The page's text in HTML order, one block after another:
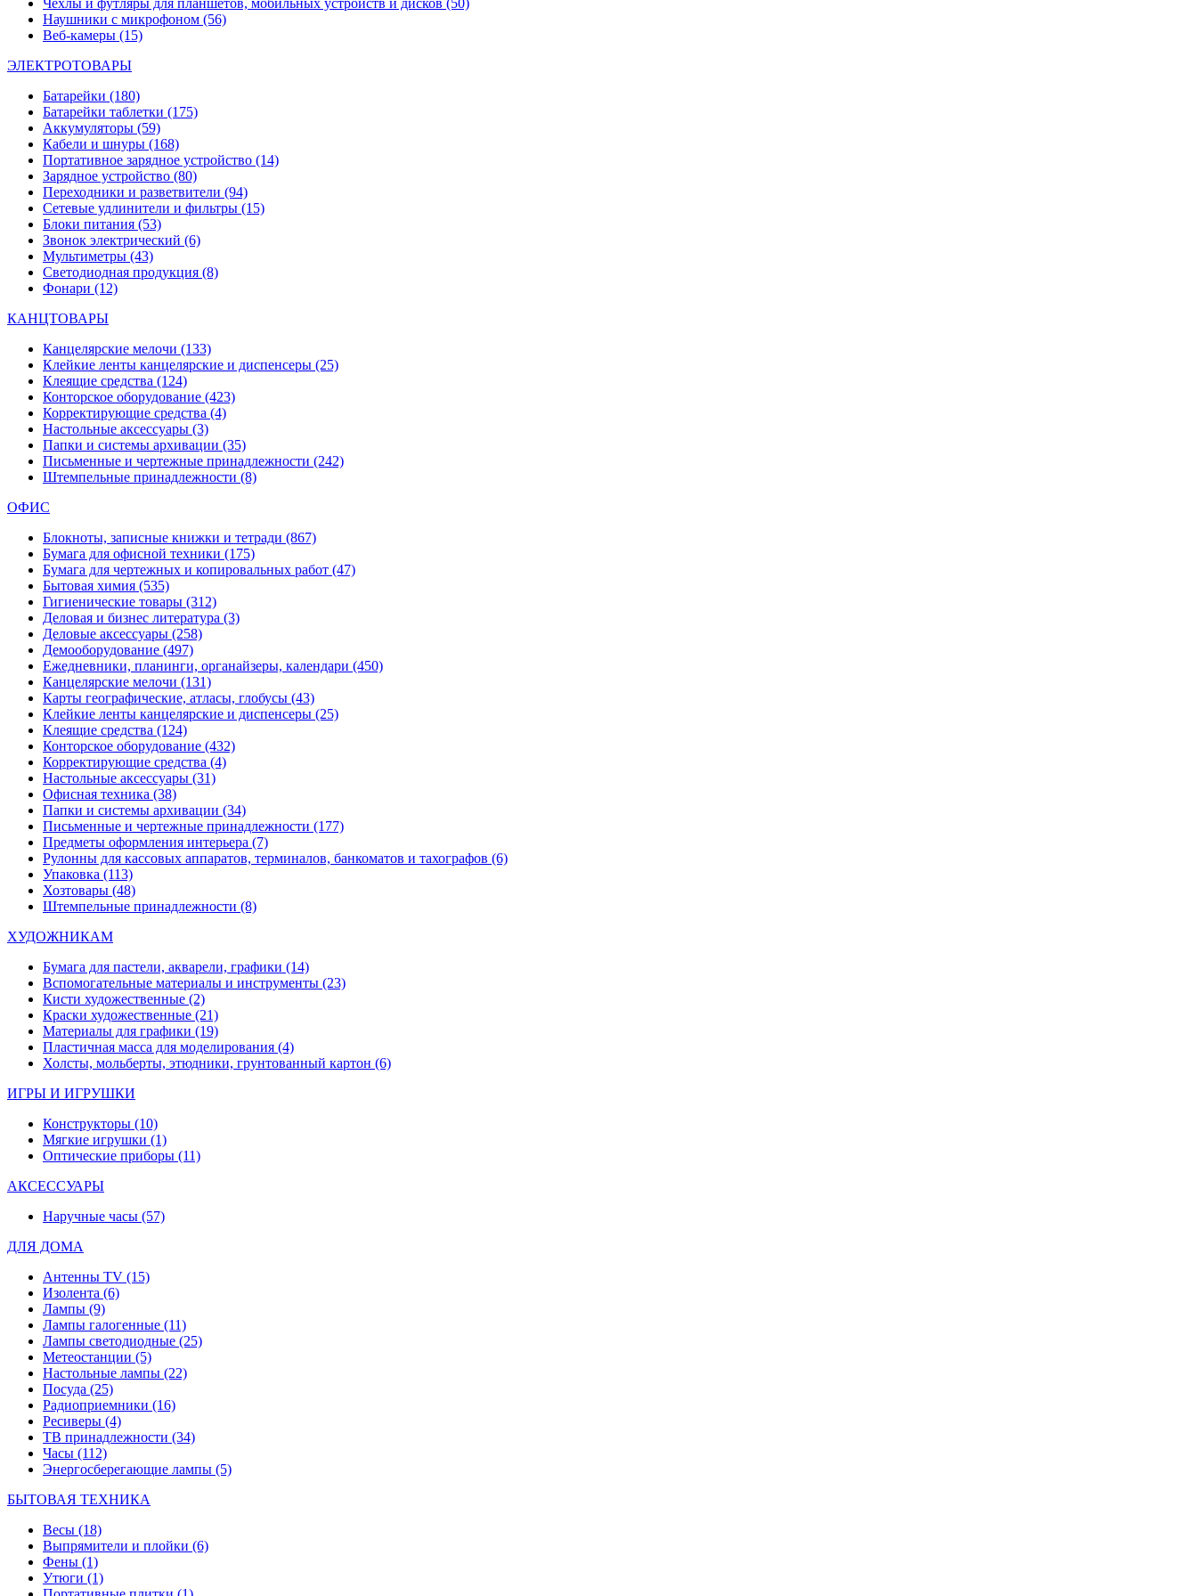
Чехлы и футляры для планшетов, мобильных устройств и дисков (50)
Наушники с микрофоном (56)
Веб-камеры (15)
ЭЛЕКТРОТОВАРЫ
Батарейки (180)
Батарейки таблетки (175)
Аккумуляторы (59)
Кабели и шнуры (168)
Портативное зарядное устройство (14)
Зарядное устройство (80)
Переходники и разветвители (94)
Сетевые удлинители и фильтры (15)
Блоки питания (53)
Звонок электрический (6)
Мультиметры (43)
Светодиодная продукция (8)
Фонари (12)
КАНЦТОВАРЫ
Канцелярские мелочи (133)
Клейкие ленты канцелярские и диспенсеры (25)
Клеящие средства (124)
Конторское оборудование (423)
Корректирующие средства (4)
Настольные аксессуары (3)
Папки и системы архивации (35)
Письменные и чертежные принадлежности (242)
Штемпельные принадлежности (8)
ОФИС
Блокноты, записные книжки и тетради (867)
Бумага для офисной техники (175)
Бумага для чертежных и копировальных работ (47)
Бытовая химия (535)
Гигиенические товары (312)
Деловая и бизнес литература (3)
Деловые аксессуары (258)
Демооборудование (497)
Ежедневники, планинги, органайзеры, календари (450)
Канцелярские мелочи (131)
Карты географические, атласы, глобусы (43)
Клейкие ленты канцелярские и диспенсеры (25)
Клеящие средства (124)
Конторское оборудование (432)
Корректирующие средства (4)
Настольные аксессуары (31)
Офисная техника (38)
Папки и системы архивации (34)
Письменные и чертежные принадлежности (177)
Предметы оформления интерьера (7)
Рулонны для кассовых аппаратов, терминалов, банкоматов и тахографов (6)
Упаковка (113)
Хозтовары (48)
Штемпельные принадлежности (8)
ХУДОЖНИКАМ
Бумага для пастели, акварели, графики (14)
Вспомогательные материалы и инструменты (23)
Кисти художественные (2)
Краски художественные (21)
Материалы для графики (19)
Пластичная масса для моделирования (4)
Холсты, мольберты, этюдники, грунтованный картон (6)
ИГРЫ И ИГРУШКИ
Конструкторы (10)
Мягкие игрушки (1)
Оптические приборы (11)
АКСЕССУАРЫ
Наручные часы (57)
ДЛЯ ДОМА
Антенны TV (15)
Изолента (6)
Лампы (9)
Лампы галогенные (11)
Лампы светодиодные (25)
Метеостанции (5)
Настольные лампы (22)
Посуда (25)
Радиоприемники (16)
Ресиверы (4)
ТВ принадлежности (34)
Часы (112)
Энергосберегающие лампы (5)
БЫТОВАЯ ТЕХНИКА
Весы (18)
Выпрямители и плойки (6)
Фены (1)
Утюги (1)